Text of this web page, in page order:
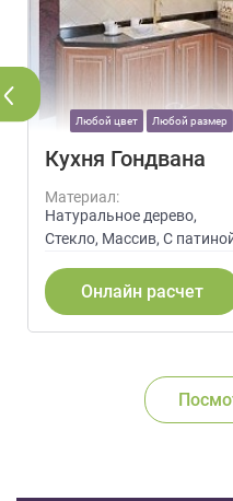
Любой цвет Любой размер
Кухня Гондвана
Материал:
Натуральное дерево,
Стекло, Массив, С
Онлайн расчет